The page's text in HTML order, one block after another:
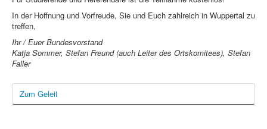
In der Hoffnung und Vorfreude, Sie und Euch zahlreich in Wuppertal zu
treffen,
Ihr / Euer Bundesvorstand
Katja Sommer, Stefan Freund (auch Leiter des Ortskomitees), Stefan
Faller
Zum Geleit